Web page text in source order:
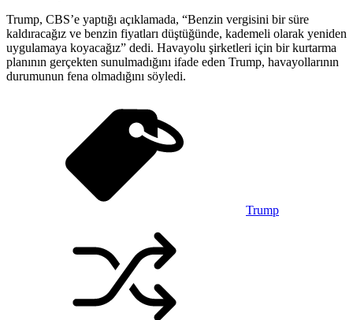
Trump, CBS’e yaptığı açıklamada, “Benzin vergisini bir süre
kaldıracağız ve benzin fiyatları düştüğünde, kademeli olarak yeniden
uygulamaya koyacağız” dedi. Havayolu şirketleri için bir kurtarma
planının gerçekten sunulmadığını ifade eden Trump, havayollarının
durumunun fena olmadığını söyledi.
Trump